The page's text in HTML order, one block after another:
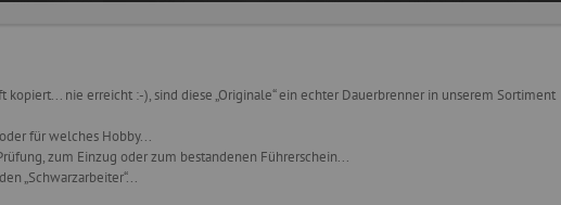
kopiert... nie erreicht :-), sind diese „Originale“ ein echter Dauerbrenner in unserem Sortiment
für welches Hobby...
zum Einzug oder zum bestandenen Führerschein...
„Schwarzarbeiter“...